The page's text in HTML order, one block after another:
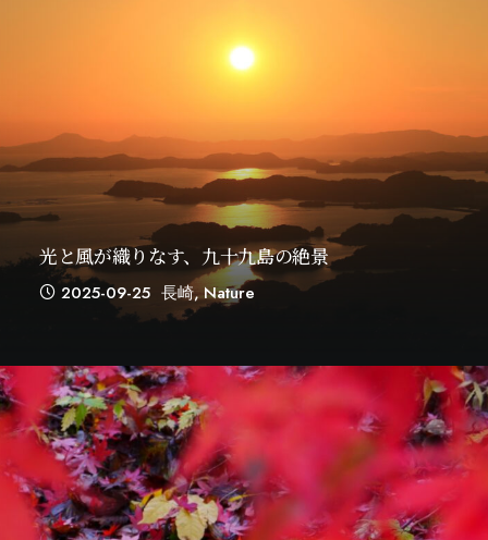
光と風が織りなす、九十九島の絶景
2025-09-25 長崎, Nature